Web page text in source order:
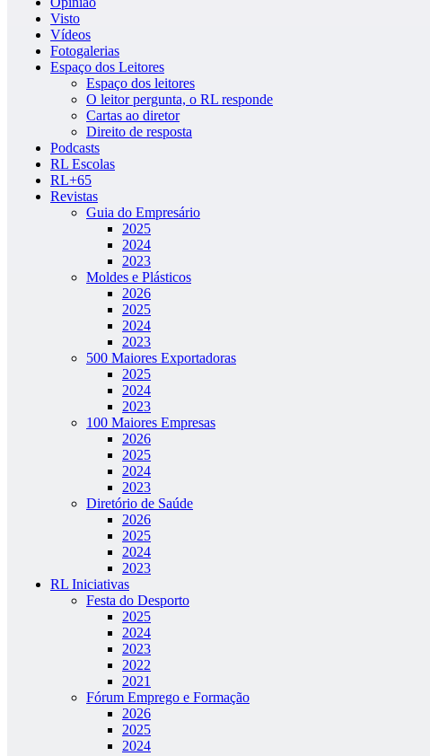
Visto
Vídeos
Fotogalerias
Espaço dos Leitores
Espaço dos leitores
O leitor pergunta, o RL responde
Cartas ao diretor
Direito de resposta
Podcasts
RL Escolas
RL+65
Revistas
Guia do Empresário
2025
2024
2023
Moldes e Plásticos
2026
2025
2024
2023
500 Maiores Exportadoras
2025
2024
2023
100 Maiores Empresas
2026
2025
2024
2023
Diretório de Saúde
2026
2025
2024
2023
RL Iniciativas
Festa do Desporto
2025
2024
2023
2022
2021
Fórum Emprego e Formação
2026
2025
2024